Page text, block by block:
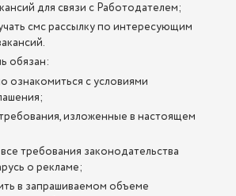
для связи с Работодателем;
смс рассылку по интересующим
обязан:
ознакомиться с условиями
изложенные в настоящем
требования законодательства
о рекламе;
в запрашиваемом объеме